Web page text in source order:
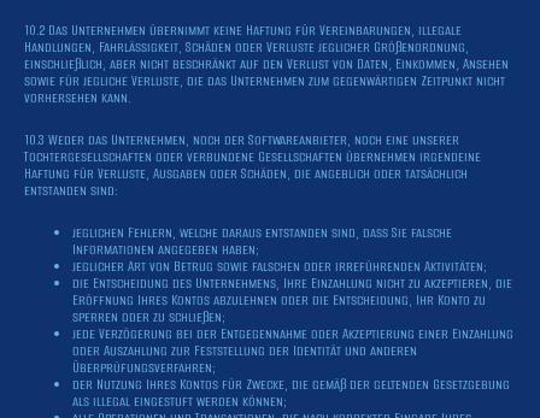
10.2 Das Unternehmen übernimmt keine Haftung für Vereinbarungen, illegale
Handlungen, Fahrlässigkeit, Schäden oder Verluste jeglicher Größenordnung,
einschließlich, aber nicht beschränkt auf den Verlust von Daten, Einkommen, Ansehen
sowie für jegliche Verluste, die das Unternehmen zum gegenwärtigen Zeitpunkt nicht
vorhersehen kann.
10.3 Weder das Unternehmen, noch der Softwareanbieter, noch eine unserer
Tochtergesellschaften oder verbundene Gesellschaften übernehmen irgendeine
Haftung für Verluste, Ausgaben oder Schäden, die angeblich oder tatsächlich
entstanden sind:
jeglichen Fehlern, welche daraus entstanden sind, dass Sie falsche
Informationen angegeben haben;
jeglicher Art von Betrug sowie falschen oder irreführenden Aktivitäten;
die Entscheidung des Unternehmens, Ihre Einzahlung nicht zu akzeptieren, die
Eröffnung Ihres Kontos abzulehnen oder die Entscheidung, Ihr Konto zu
sperren oder zu schließen;
jede Verzögerung bei der Entgegennahme oder Akzeptierung einer Einzahlung
oder Auszahlung zur Feststellung der Identität und anderen
Überprüfungsverfahren;
der Nutzung Ihres Kontos für Zwecke, die gemäß der geltenden Gesetzgebung
als illegal eingestuft werden können;